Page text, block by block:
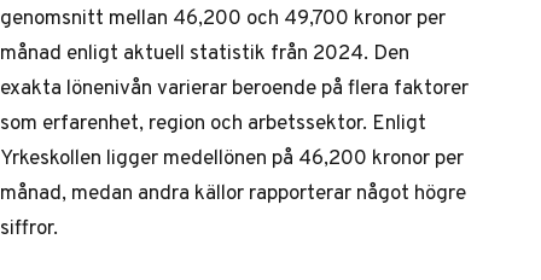
genomsnitt mellan 46,200 och 49,700 kronor per
månad enligt aktuell statistik från 2024. Den
exakta lönenivån varierar beroende på flera faktorer
som erfarenhet, region och arbetssektor. Enligt
Yrkeskollen ligger medellönen på 46,200 kronor per
månad, medan andra källor rapporterar något högre
siffror.